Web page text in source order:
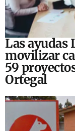
Las ayudas
movilizar
59
Ortegal